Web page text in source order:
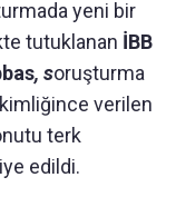
yeni bir
tutuklanan İBB
, soruşturma
verilen
terk
edildi.